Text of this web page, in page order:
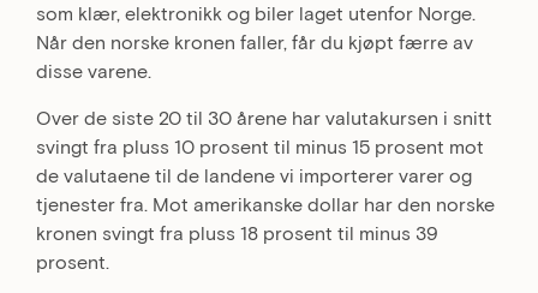
som klær, elektronikk og biler laget utenfor Norge.
Når den norske kronen faller, får du kjøpt færre av
disse varene.
Over de siste 20 til 30 årene har valutakursen i snitt
svingt fra pluss 10 prosent til minus 15 prosent mot
de valutaene til de landene vi importerer varer og
tjenester fra. Mot amerikanske dollar har den norske
kronen svingt fra pluss 18 prosent til minus 39
prosent.